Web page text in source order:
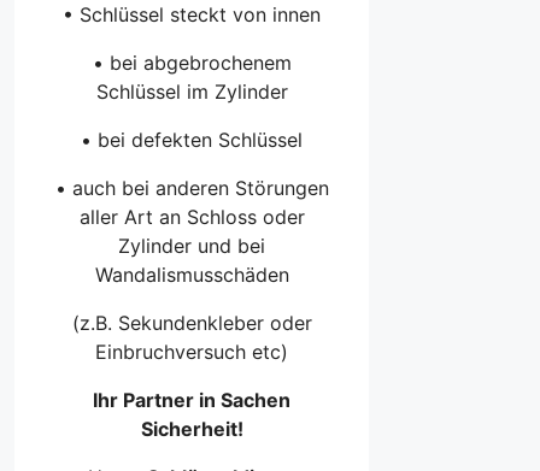
• Schlüssel steckt von innen
• bei abgebrochenem
Schlüssel im Zylinder
• bei defekten Schlüssel
• auch bei anderen Störungen
aller Art an Schloss oder
Zylinder und bei
Wandalismusschäden
(z.B. Sekundenkleber oder
Einbruchversuch etc)
Ihr Partner in Sachen
Sicherheit!